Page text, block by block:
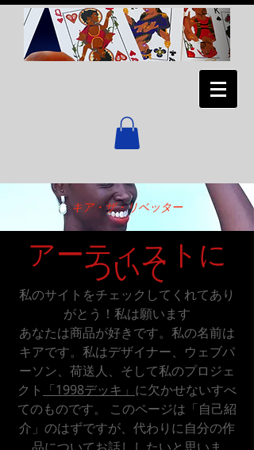
キア・ザ・リベッター
アーティストに
ついて
私のサイトをチェックしてくれてあり
がとう！私は願います
あなたは商品が好きです。私の名前は
キアです。私はデザイナー、ウェブパ
ーソン、荷送人、そして私のプロジェ
クト 「1998デッキ」 に欠かせないすべ
てのものです。 このページは「自己紹
介」のはずですが、代わりに自分の作